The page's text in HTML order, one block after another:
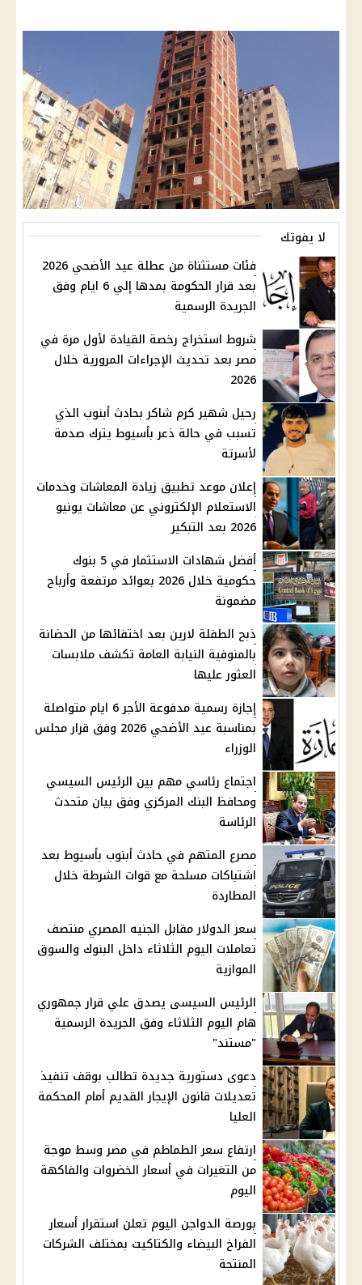
لا يفوتك
فئات مستثناة من عطلة عيد الأضحي 2026
بعد قرار الحكومة بمدها إلي 6 ايام وفق
الجريدة الرسمية
شروط استخراج رخصة القيادة لأول مرة في
مصر بعد تحديث الإجراءات المرورية خلال
2026
رحيل شهير كرم شاكر بحادث أبنوب الذي
تسبب في حالة ذعر بأسيوط يترك صدمة
لأسرتة
إعلان موعد تطبيق زيادة المعاشات وخدمات
الاستعلام الإلكتروني عن معاشات يونيو
2026 بعد التبكير
أفضل شهادات الاستثمار في 5 بنوك
حكومية خلال 2026 بعوائد مرتفعة وأرباح
مضمونة
ذبح الطفلة لارين بعد اختفائها من الحضانة
بالمنوفية النيابة العامة تكشف ملابسات
العثور عليها
إجازة رسمية مدفوعة الأجر 6 ايام متواصلة
بمناسبة عيد الأضحي 2026 وفق قرار مجلس
الوزراء
اجتماع رئاسي مهم بين الرئيس السيسي
ومحافظ البنك المركزي وفق بيان متحدث
الرئاسة
مصرع المتهم في حادث أبنوب بأسيوط بعد
اشتباكات مسلحة مع قوات الشرطة خلال
المطاردة
سعر الدولار مقابل الجنيه المصري منتصف
تعاملات اليوم الثلاثاء داخل البنوك والسوق
الموازية
الرئيس السيسى يصدق علي قرار جمهوري
هام اليوم الثلاثاء وفق الجريدة الرسمية
"مستند"
دعوى دستورية جديدة تطالب بوقف تنفيذ
تعديلات قانون الإيجار القديم أمام المحكمة
العليا
ارتفاع سعر الطماطم في مصر وسط موجة
من التغيرات في أسعار الخضروات والفاكهة
اليوم
بورصة الدواجن اليوم تعلن استقرار أسعار
الفراخ البيضاء والكتاكيت بمختلف الشركات
المنتجة